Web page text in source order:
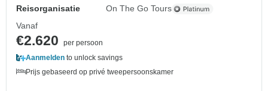
Reisorganisatie
On The Go Tours
Vanaf
€2.620
per persoon
Aanmelden to unlock savings
Prijs gebaseerd op privé tweepersoonskamer